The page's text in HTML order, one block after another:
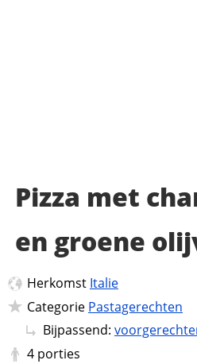
Pizza met
en groene
Herkomst Italie
Categorie Pastagerechten
Bijpassend:
4 porties